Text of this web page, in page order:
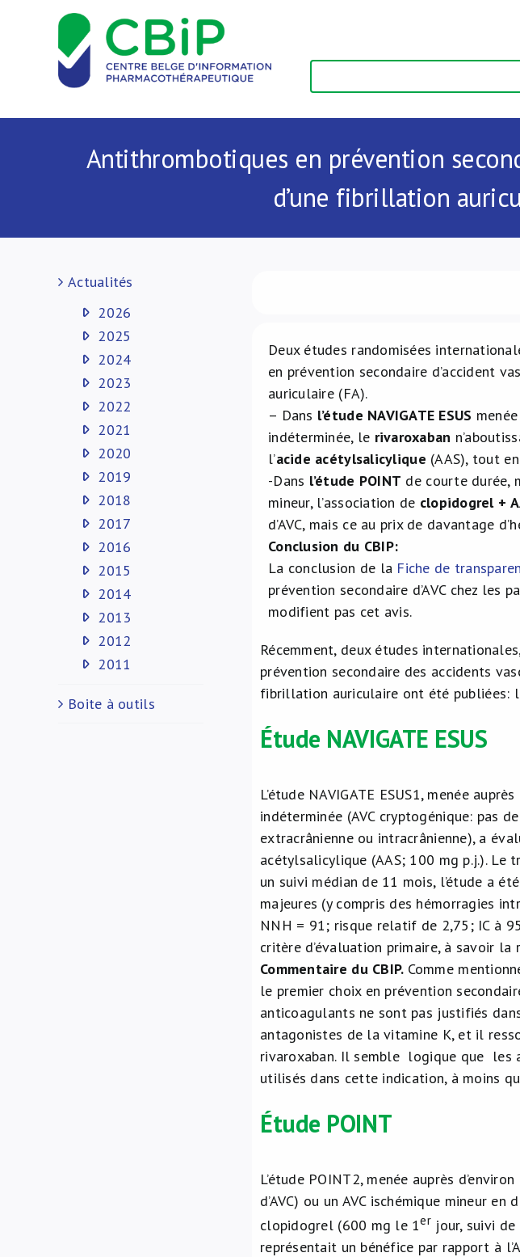
Antithrombotiques en prévention
d’une fibrillation
Deux études randomisées
en prévention secondaire d’accident
auriculaire (FA).
– Dans l’étude NAVIGATE ESUS
indéterminée, le rivaroxaban
l’acide acétylsalicylique (AAS), tout
-Dans l’étude POINT de courte durée,
mineur, l’association de clopidogrel +
d’AVC, mais ce au prix de davantage
Conclusion du CBIP:
La conclusion de la Fiche de
prévention secondaire d’AVC chez
modifient pas cet avis.
Récemment, deux études
prévention secondaire des accidents
fibrillation auriculaire ont été publiées:
Étude NAVIGATE ESUS
L’étude NAVIGATE ESUS1, menée
indéterminée (AVC cryptogénique: pas
extracrânienne ou intracrânienne), a
acétylsalicylique (AAS; 100 mg p.j.). Le
un suivi médian de 11 mois, l’étude a
majeures (y compris des hémorragies
NNH = 91; risque relatif de 2,75; IC à
critère d’évaluation primaire, à savoir la
Commentaire du CBIP. Comme
le premier choix en prévention
anticoagulants ne sont pas justifiés
antagonistes de la vitamine K, et il
rivaroxaban. Il semble logique que les
utilisés dans cette indication, à moins
Étude POINT
L’étude POINT2, menée auprès
d’AVC) ou un AVC ischémique mineur
clopidogrel (600 mg le 1er jour, suivi
représentait un bénéfice par rapport à
Actualités
2026
2025
2024
2023
2022
2021
2020
2019
2018
2017
2016
2015
2014
2013
2012
2011
Boite à outils